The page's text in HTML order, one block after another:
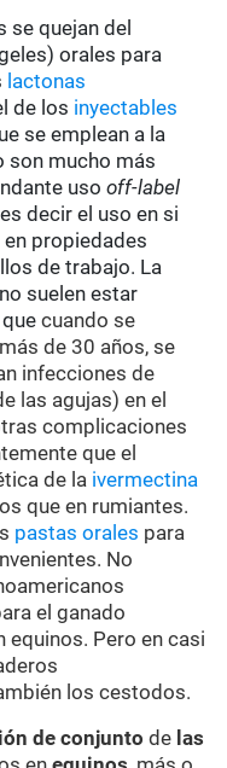
quejan del
orales para
lactonas
de los inyectables
se emplean a la
mucho más
usooff-label
decir el uso en si
propiedades
de trabajo. La
no suelen estar
quecuando se
de 30 años, se
infecciones de
las agujas) en el
complicaciones
que el
de la ivermectina
que en rumiantes.
pastas orales para
No
el ganado
equinos. Pero en casi
los cestodos.
de conjunto de las